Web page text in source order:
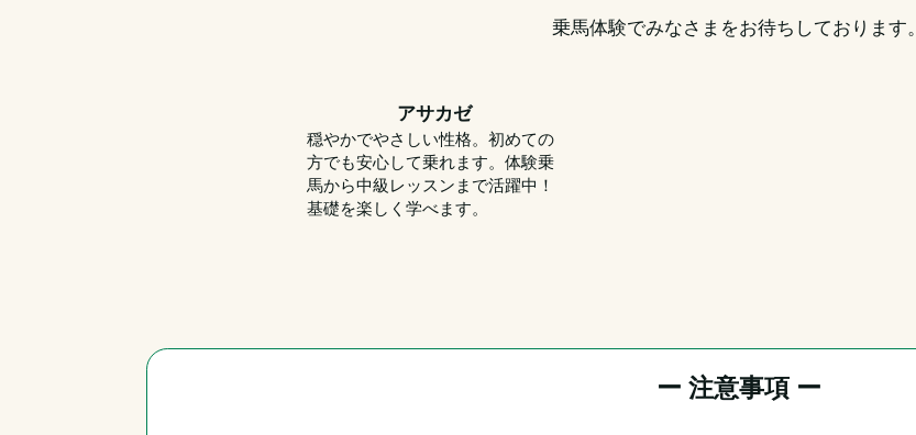
乗馬体験でみなさまをお待ちしております。
アサカゼ
穏やかでやさしい性格。初めての
方でも安心して乗れます。体験乗
馬から中級レッスンまで活躍中！
基礎を楽しく学べます。
ー 注意事項 ー